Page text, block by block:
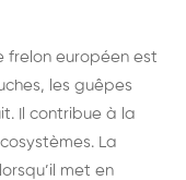
frelon européen est
les guêpes
Il contribue à la
La
met en